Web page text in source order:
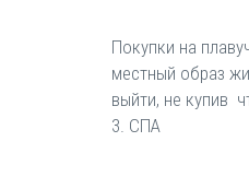
Покупки на
местный образ
выйти, не купив
3. СПА